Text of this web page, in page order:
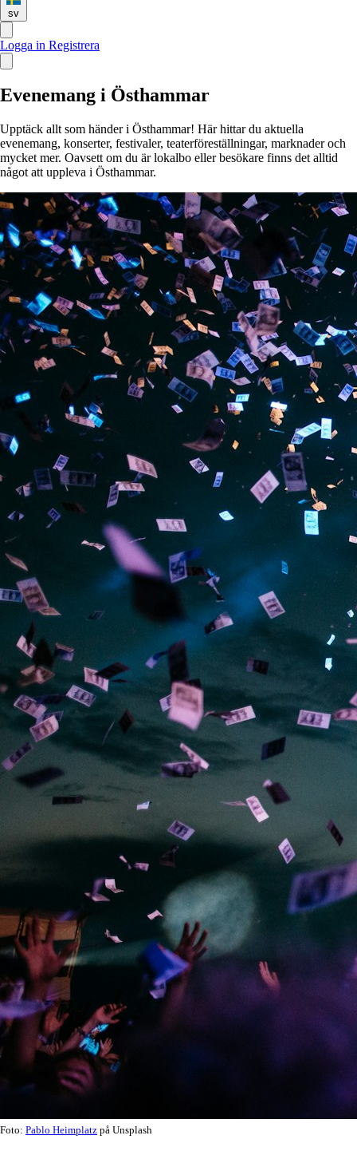
sv
Logga in Registrera
Evenemang i Östhammar
Upptäck allt som händer i Östhammar! Här hittar du aktuella
evenemang, konserter, festivaler, teaterföreställningar, marknader och
mycket mer. Oavsett om du är lokalbo eller besökare finns det alltid
något att uppleva i Östhammar.
Foto: Pablo Heimplatz på Unsplash